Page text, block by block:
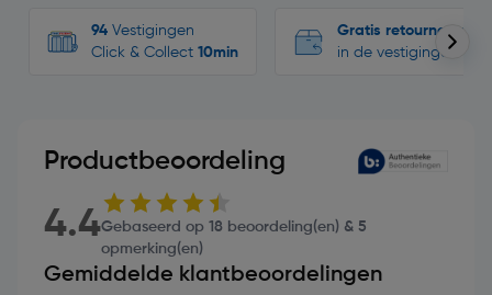
94 Vestigingen
Click & Collect 10min
Gratis retourneren
in de vestigingen
Productbeoordeling
4.4Gebaseerd op 18 beoordeling(en) & 5
opmerking(en)
Gemiddelde klantbeoordelingen